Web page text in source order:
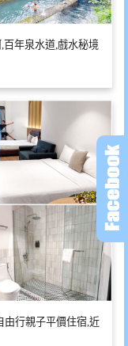
百年泉水道,戲水秘境
由行親子平價住宿,近